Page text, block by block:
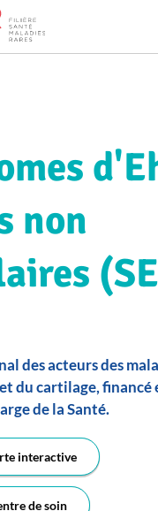
non
des acteurs des
et du cartilage,
de la Santé.
interactive
de soin